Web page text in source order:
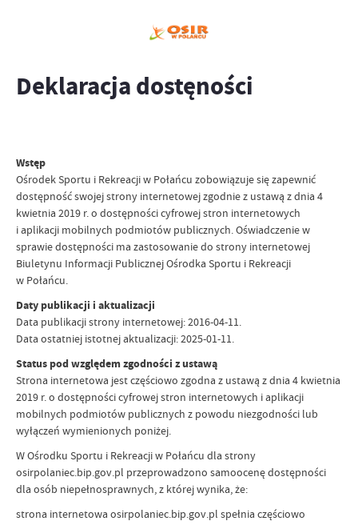
Deklaracja dostęności
Wstęp
Ośrodek Sportu i Rekreacji w Połańcu zobowiązuje się zapewnić
dostępność swojej strony internetowej zgodnie z ustawą z dnia 4
kwietnia 2019 r. o dostępności cyfrowej stron internetowych
i aplikacji mobilnych podmiotów publicznych. Oświadczenie w
sprawie dostępności ma zastosowanie do strony internetowej
Biuletynu Informacji Publicznej Ośrodka Sportu i Rekreacji
w Połańcu.
Daty publikacji i aktualizacji
Data publikacji strony internetowej: 2016-04-11.
Data ostatniej istotnej aktualizacji: 2025-01-11.
Status pod względem zgodności z ustawą
Strona internetowa jest częściowo zgodna z ustawą z dnia 4 kwietnia
2019 r. o dostępności cyfrowej stron internetowych i aplikacji
mobilnych podmiotów publicznych z powodu niezgodności lub
wyłączeń wymienionych poniżej.
W Ośrodku Sportu i Rekreacji w Połańcu dla strony
osirpolaniec.bip.gov.pl przeprowadzono samoocenę dostępności
dla osób niepełnosprawnych, z której wynika, że:
strona internetowa osirpolaniec.bip.gov.pl spełnia częściowo